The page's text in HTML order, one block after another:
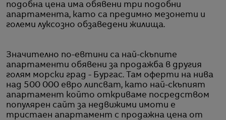
подобна цена има обявени три подобни
апартамента, като са предимно мезонети и
големи луксозно обзаведени жилища.
Значително по-евтини са най-скъпите
апартаменти обявени за продажба в другия
голям морски град - Бургас. Там оферти на нива
над 500 000 евро липсват, като най-скъпият
апартамент който откриваме посредством
популярен сайт за недвижими имоти е
тристаен апартамент с продажна цена от